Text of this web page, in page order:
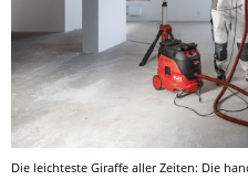
Die leichteste Giraffe aller Zeiten: Die